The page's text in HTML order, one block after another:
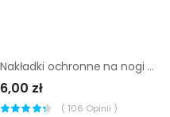
Nakładki ochronne na nogi krzesła czarne14 mm 4 szt.
6,00 zł
( 106 Opinii )